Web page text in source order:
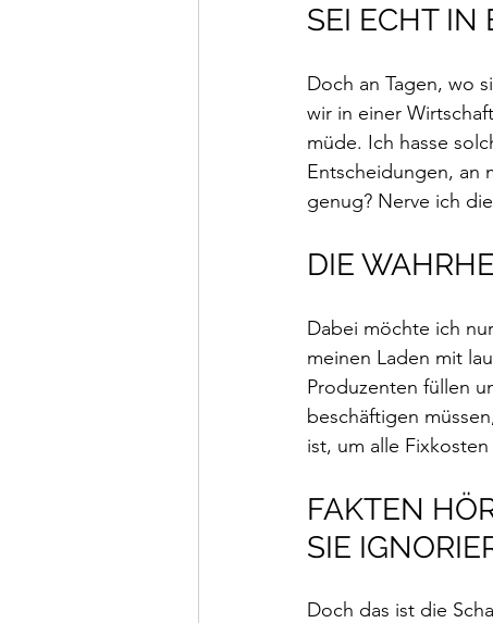
SEI ECHT IN
Doch an Tagen, wo
wir in einer
müde. Ich hasse
Entscheidungen, an
genug? Nerve ich
DIE
Dabei möchte ich
meinen Laden mit
Produzenten füllen
beschäftigen
ist, um alle
FAKTEN
SIE
Doch das ist die